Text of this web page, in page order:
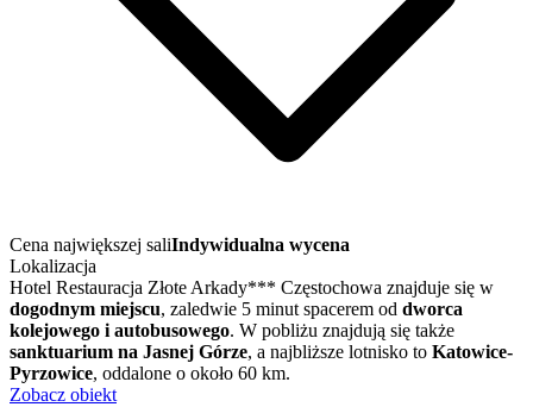
Cena największej saliIndywidualna wycena
Lokalizacja
Hotel Restauracja Złote Arkady*** Częstochowa znajduje się w
dogodnym miejscu, zaledwie 5 minut spacerem od dworca
kolejowego i autobusowego. W pobliżu znajdują się także
sanktuarium na Jasnej Górze, a najbliższe lotnisko to Katowice-
Pyrzowice, oddalone o około 60 km.
Zobacz obiekt